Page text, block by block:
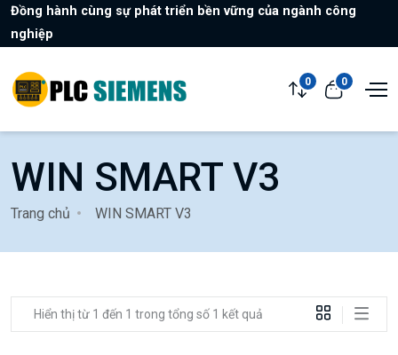
Đồng hành cùng sự phát triển bền vững của ngành công
nghiệp
0 0
WIN SMART V3
Trang chủ WIN SMART V3
Hiển thị từ 1 đến 1 trong tổng số 1 kết quả